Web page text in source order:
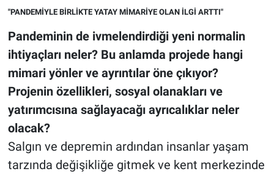
"PANDEMİYLE BİRLİKTE YATAY MİMARİYE OLAN İLGİ ARTTI"
Pandeminin de ivmelendirdiği yeni normalin
ihtiyaçları neler? Bu anlamda projede hangi
mimari yönler ve ayrıntılar öne çıkıyor?
Projenin özellikleri, sosyal olanakları ve
yatırımcısına sağlayacağı ayrıcalıklar neler
olacak?
Salgın ve depremin ardından insanlar yaşam
tarzında değişikliğe gitmek ve kent merkezinde